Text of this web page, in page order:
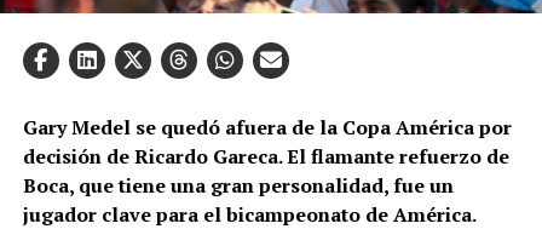
Gary Medel se quedó afuera de la Copa América por
decisión de Ricardo Gareca. El flamante refuerzo de
Boca, que tiene una gran personalidad, fue un
jugador clave para el bicampeonato de América.